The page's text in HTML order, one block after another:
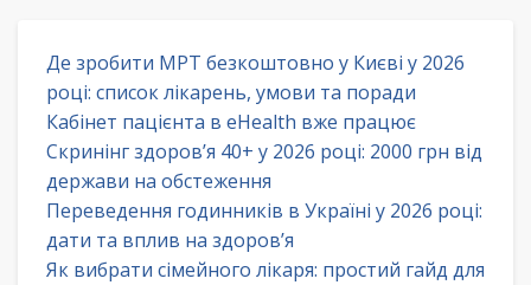
Де зробити МРТ безкоштовно у Києві у 2026
році: список лікарень, умови та поради
Кабінет пацієнта в eHealth вже працює
Скринінг здоров’я 40+ у 2026 році: 2000 грн від
держави на обстеження
Переведення годинників в Україні у 2026 році:
дати та вплив на здоров’я
Як вибрати сімейного лікаря: простий гайд для